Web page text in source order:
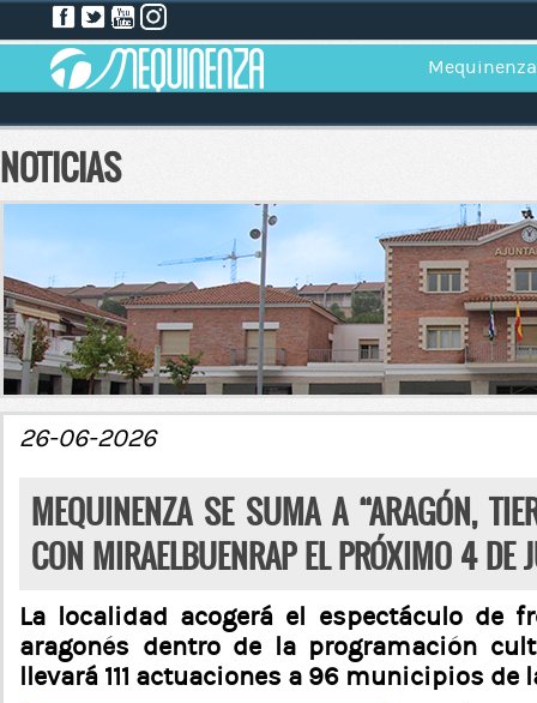
Mequinenza
NOTICIAS
26-06-2026
MEQUINENZA SE SUMA A “ARAGÓN,
CON MIRAELBUENRAP EL PRÓXIMO 4 DE
La localidad acogerá el espectáculo de
aragonés dentro de la programación
llevará 111 actuaciones a 96 municipios de